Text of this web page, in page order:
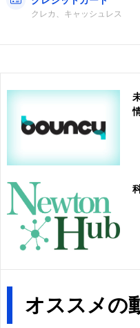
クレカ、キャッシュレス
オススメの